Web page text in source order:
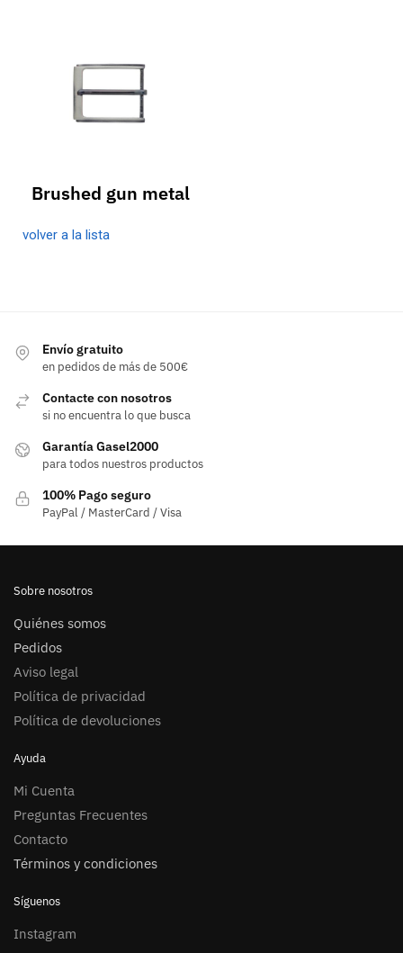
Brushed gun metal
volver a la lista
Envío gratuito
en pedidos de más de 500€
Contacte con nosotros
si no encuentra lo que busca
Garantía Gasel2000
para todos nuestros productos
100% Pago seguro
PayPal / MasterCard / Visa
Sobre nosotros
Quiénes somos
Pedidos
Aviso legal
Política de privacidad
Política de devoluciones
Ayuda
Mi Cuenta
Preguntas Frecuentes
Contacto
Términos y condiciones
Síguenos
Instagram